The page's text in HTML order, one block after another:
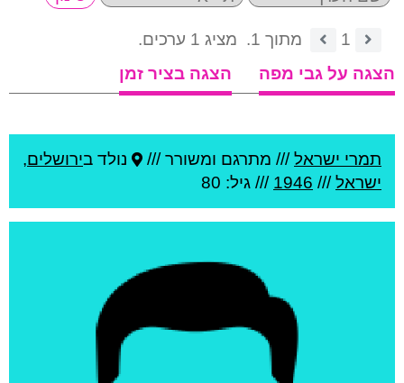
1 מתוך 1.
מציג 1 ערכים.
הצגה על גבי מפה
הצגה בציר זמן
תמרי ישראל/// מתרגם ומשורר /// נולד בירושלים,
ישראל///
1946 /// גיל: 80